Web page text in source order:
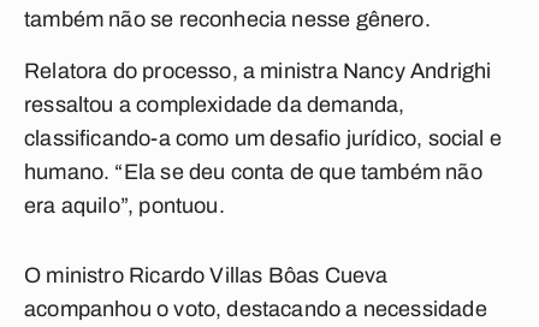
também não se reconhecia nesse gênero.
Relatora do processo, a ministra Nancy Andrighi
ressaltou a complexidade da demanda,
classificando-a como um desafio jurídico, social e
humano. “Ela se deu conta de que também não
era aquilo”, pontuou.
O ministro Ricardo Villas Bôas Cueva
acompanhou o voto, destacando a necessidade